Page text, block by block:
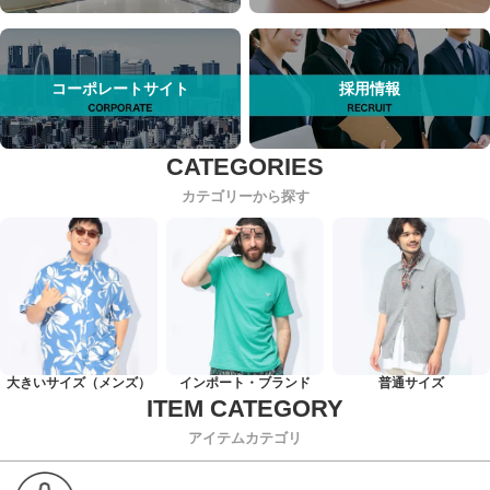
コーポレートサイト 採用情報
カテゴリーから探す
大きいサイズ（メンズ） インポート・ブランド 普通サイズ
アイテムカテゴリ